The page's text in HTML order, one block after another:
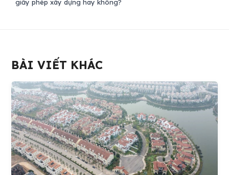
giấy phép xây dựng hay không?
BÀI VIẾT KHÁC